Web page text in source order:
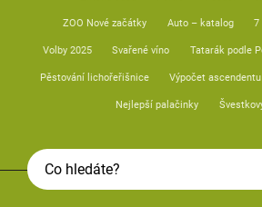
ZOO Nové začátky Auto – katalog 7
Volby 2025 Svařené víno Tatarák podle
Pěstování lichořeřišnice Výpočet ascendentu
Nejlepší palačinky